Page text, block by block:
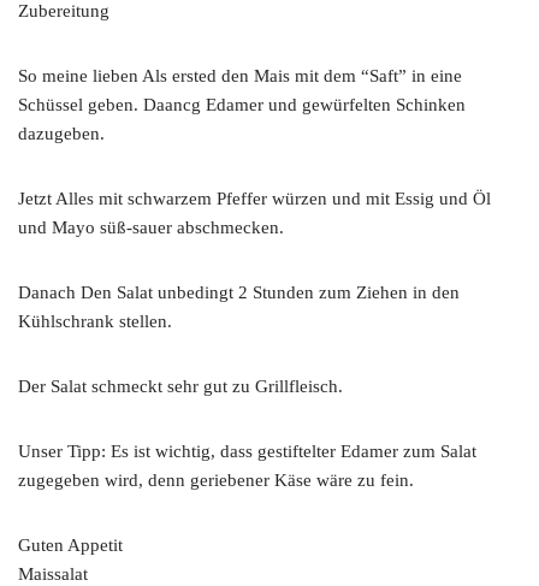
Zubereitung
So meine lieben Als ersted den Mais mit dem “Saft” in eine
Schüssel geben. Daancg Edamer und gewürfelten Schinken
dazugeben.
Jetzt Alles mit schwarzem Pfeffer würzen und mit Essig und Öl
und Mayo süß-sauer abschmecken.
Danach Den Salat unbedingt 2 Stunden zum Ziehen in den
Kühlschrank stellen.
Der Salat schmeckt sehr gut zu Grillfleisch.
Unser Tipp: Es ist wichtig, dass gestiftelter Edamer zum Salat
zugegeben wird, denn geriebener Käse wäre zu fein.
Guten Appetit
Maissalat